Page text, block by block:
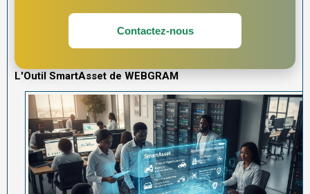
Contactez-nous
L'Outil SmartAsset de WEBGRAM